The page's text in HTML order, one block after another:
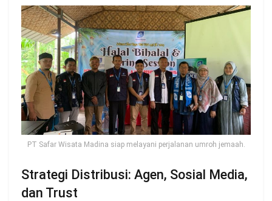
PT Safar Wisata Madina siap melayani perjalanan umroh jemaah.
Strategi Distribusi: Agen, Sosial Media,
dan Trust